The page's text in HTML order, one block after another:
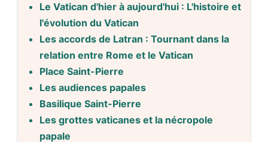
Le Vatican d'hier à aujourd'hui : L'histoire et
l'évolution du Vatican
Les accords de Latran : Tournant dans la
relation entre Rome et le Vatican
Place Saint-Pierre
Les audiences papales
Basilique Saint-Pierre
Les grottes vaticanes et la nécropole
papale